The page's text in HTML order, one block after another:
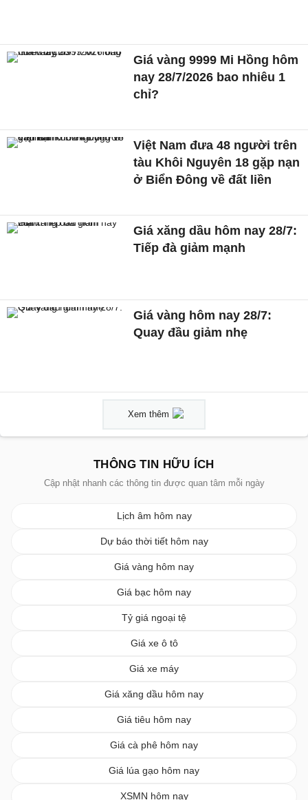
Giá vàng 9999 Mi Hồng hôm
nay 28/7/2026 bao nhiêu 1
chỉ?
Việt Nam đưa 48 người trên
tàu Khôi Nguyên 18 gặp nạn
ở Biển Đông về đất liền
Giá xăng dầu hôm nay 28/7:
Tiếp đà giảm mạnh
Giá vàng hôm nay 28/7:
Quay đầu giảm nhẹ
Xem thêm
THÔNG TIN HỮU ÍCH
Cập nhật nhanh các thông tin được quan tâm mỗi ngày
Lịch âm hôm nay
Dự báo thời tiết hôm nay
Giá vàng hôm nay
Giá bạc hôm nay
Tỷ giá ngoại tệ
Giá xe ô tô
Giá xe máy
Giá xăng dầu hôm nay
Giá tiêu hôm nay
Giá cà phê hôm nay
Giá lúa gạo hôm nay
XSMN hôm nay